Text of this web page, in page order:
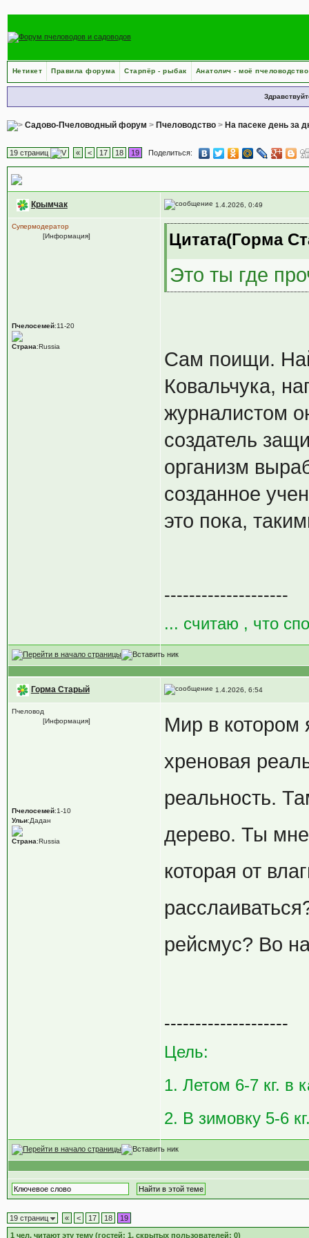
Нетикет Правила форума Старпёр - рыбак Анатолич - моё пчеловодство
Садово-Пчеловодный форум > Пчеловодство> На пасеке день за
19 страниц « < 17 18 19 Поделиться:
Крымчак 1.4.2026, 0:49
Супермодератор
[Информация]
Пчелосемей:11-20
Страна:Russia
Цитата(Горма
Это ты где
Сам поищи.
Ковальчука,
журналистом
создатель
организм
созданное
это пока,
--------------------
... считаю , что
Горма Старый 1.4.2026, 6:54
Пчеловод
[Информация]
Пчелосемей:1-10
Ульи:Дадан
Страна:Russia
Мир в котором
хреновая
реальность.
дерево. Ты
которая от
рейсмус? Во
--------------------
Цель:
1. Летом 6-7 кг. в
2. В зимовку 5-6
19 страниц « < 17 18 19
1 чел. читают эту тему (гостей: 1, скрытых пользователей: 0)